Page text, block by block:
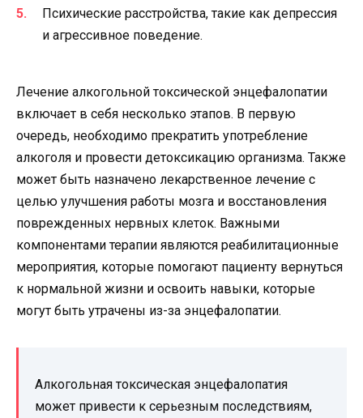
Психические расстройства, такие как депрессия
и агрессивное поведение.
Лечение алкогольной токсической энцефалопатии
включает в себя несколько этапов. В первую
очередь, необходимо прекратить употребление
алкоголя и провести детоксикацию организма. Также
может быть назначено лекарственное лечение с
целью улучшения работы мозга и восстановления
поврежденных нервных клеток. Важными
компонентами терапии являются реабилитационные
мероприятия, которые помогают пациенту вернуться
к нормальной жизни и освоить навыки, которые
могут быть утрачены из-за энцефалопатии.
Алкогольная токсическая энцефалопатия
может привести к серьезным последствиям,